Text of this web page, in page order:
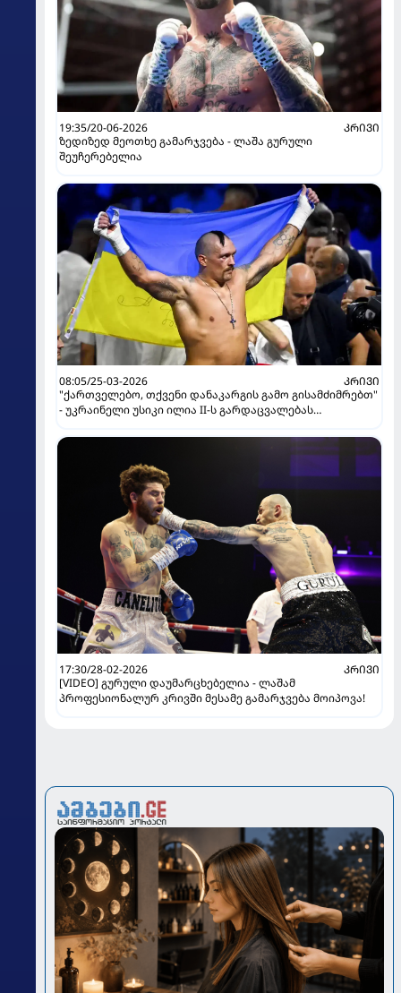
19:35/20-06-2026
ᲙᲠᲘᲕᲘ
ზედიზედ მეოთხე გამარჯვება - ლაშა გურული
შეუჩერებელია
08:05/25-03-2026
ᲙᲠᲘᲕᲘ
"ქართველებო, თქვენი დანაკარგის გამო გისამძიმრებთ"
- უკრაინელი უსიკი ილია II-ს გარდაცვალებას
17:30/28-02-2026
ᲙᲠᲘᲕᲘ
[VIDEO] გურული დაუმარცხებელია - ლაშამ
პროფესიონალურ კრივში მესამე გამარჯვება მოიპოვა!